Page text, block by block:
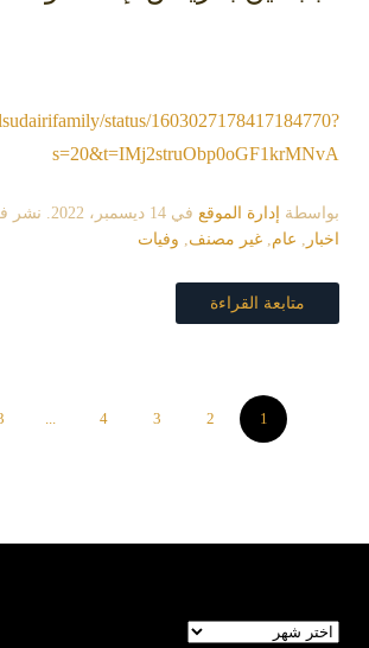
status/1603027178417184770?
s=20&t=IMj2struObp0oGF1krMNvA
بواسطة إدارة الموقع في 14 ديسمبر، 2022 . نشر
اخبار , عام, غير مصنف, وفيات
متابعة القراءة
1
2
3
4
...
الأرشيف